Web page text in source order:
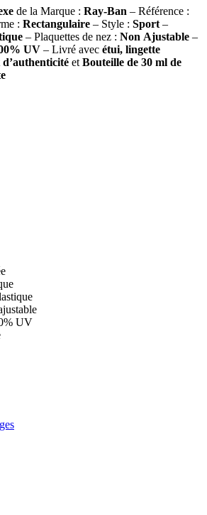
de la Marque : Ray-Ban – Référence :
: Rectangulaire – Style : Sport –
– Plaquettes de nez : Non Ajustable –
UV – Livré avec étui, lingette
et Bouteille de 30 ml de
UV